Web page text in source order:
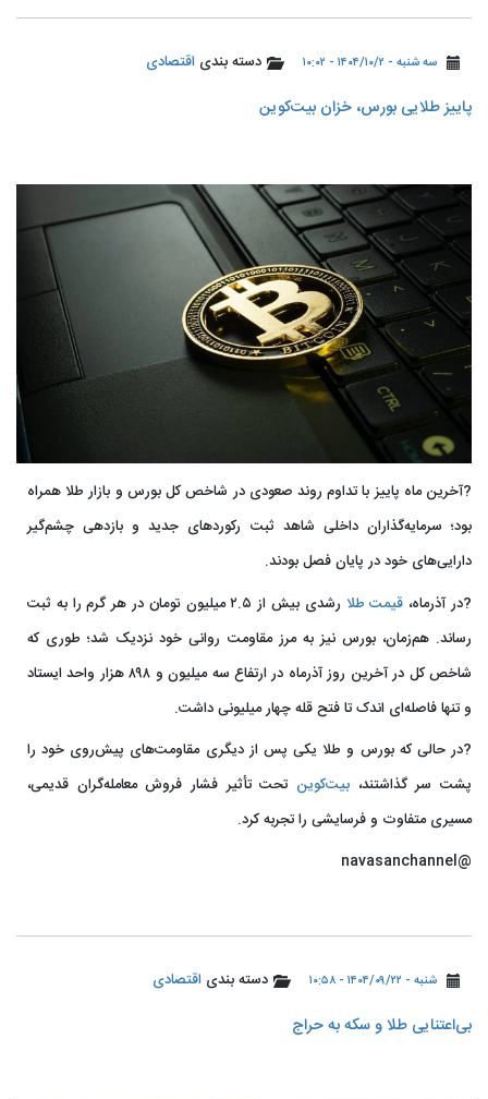
سه شنبه - ۱۴۰۴/۱۰/۲ - ۱۰:۰۲ دسته بندی اقتصادی
پاییز طلایی بورس، خزان بیت‌کوین
?آخرین ماه پاییز با تداوم روند صعودی در شاخص کل بورس و بازار طلا همراه
بود؛ سرمایه‌گذاران داخلی شاهد ثبت رکوردهای جدید و بازدهی چشم‌گیر
دارایی‌های خود در پایان فصل بودند.
?در آذرماه، قیمت طلا
رشدی بیش از ۲.۵ میلیون تومان در هر گرم را به ثبت
رساند. هم‌زمان، بورس نیز به مرز مقاومت روانی خود نزدیک شد؛ ‌طوری که
شاخص کل در آخرین روز آذرماه در ارتفاع سه میلیون و ۸۹۸ هزار واحد ایستاد
و تنها فاصله‌ای اندک تا فتح قله چهار میلیونی داشت.
?در حالی که بورس و طلا یکی پس از دیگری مقاومت‌های پیش‌روی خود را
پشت سر گذاشتند، بیت‌کوینتحت تأثیر فشار فروش معامله‌گران قدیمی،
مسیری متفاوت و فرسایشی را تجربه کرد.
@navasanchannel
شنبه - ۱۴۰۴/۰۹/۲۲ - ۱۰:۵۸ دسته بندی اقتصادی
بی‌اعتنایی طلا و سکه به حراج